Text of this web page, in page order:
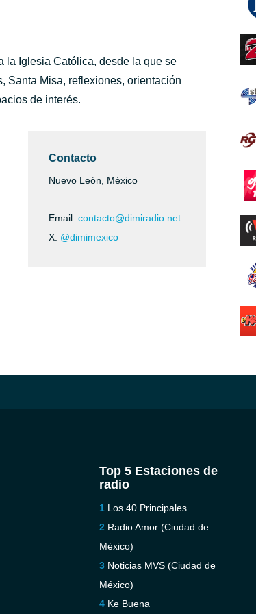
la Iglesia Católica, desde la que se
Santa Misa, reflexiones, orientación
de interés.
Contacto
Nuevo León, México
Email: contacto@dimiradio.net
X: @dimimexico
Top 5 Estaciones de
radio
Los 40 Principales
Radio Amor (Ciudad de
México)
Noticias MVS (Ciudad de
México)
Ke Buena